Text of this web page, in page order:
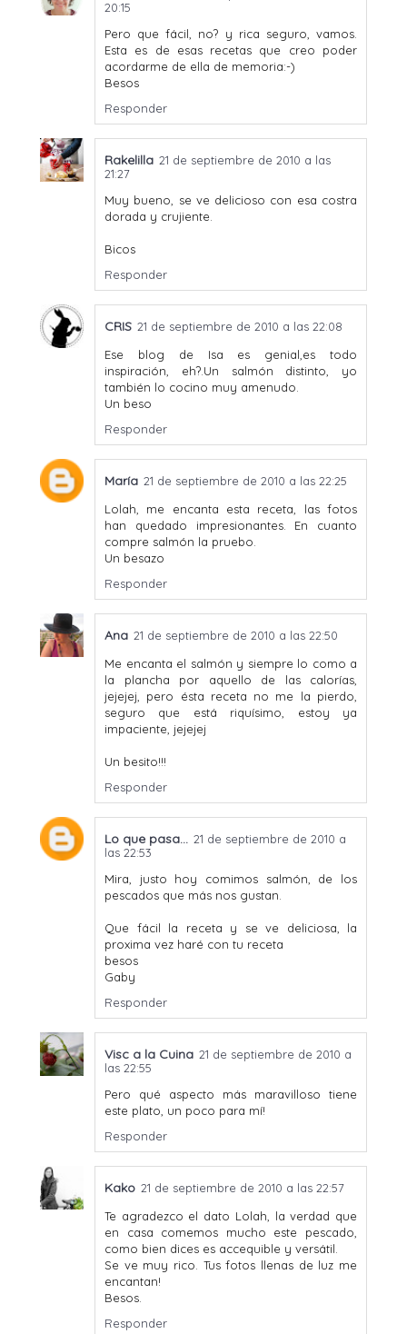
20:15
Pero que fácil, no? y rica seguro, vamos.
Esta es de esas recetas que creo poder
acordarme de ella de memoria:-)
Besos
Responder
Rakelilla 21 de septiembre de 2010 a las
21:27
Muy bueno, se ve delicioso con esa costra
dorada y crujiente.
Bicos
Responder
CRIS 21 de septiembre de 2010 a las 22:08
Ese blog de Isa es genial,es todo
inspiración, eh?.Un salmón distinto, yo
también lo cocino muy amenudo.
Un beso
Responder
María 21 de septiembre de 2010 a las 22:25
Lolah, me encanta esta receta, las fotos
han quedado impresionantes. En cuanto
compre salmón la pruebo.
Un besazo
Responder
Ana 21 de septiembre de 2010 a las 22:50
Me encanta el salmón y siempre lo como a
la plancha por aquello de las calorías,
jejejej, pero ésta receta no me la pierdo,
seguro que está riquísimo, estoy ya
impaciente, jejejej
Un besito!!!
Responder
Lo que pasa… 21 de septiembre de 2010 a
las 22:53
Mira, justo hoy comimos salmón, de los
pescados que más nos gustan.
Que fácil la receta y se ve deliciosa, la
proxima vez haré con tu receta
besos
Gaby
Responder
Visc a la Cuina 21 de septiembre de 2010 a
las 22:55
Pero qué aspecto más maravilloso tiene
este plato, un poco para mí!
Responder
Kako 21 de septiembre de 2010 a las 22:57
Te agradezco el dato Lolah, la verdad que
en casa comemos mucho este pescado,
como bien dices es accequible y versátil.
Se ve muy rico. Tus fotos llenas de luz me
encantan!
Besos.
Responder